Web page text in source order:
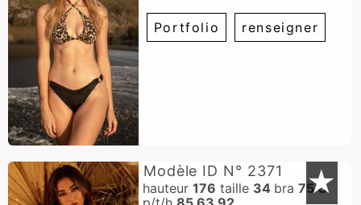
Portfolio renseigner
★
Modèle ID N° 2371
hauteur 176 taille 34 bra 75 C